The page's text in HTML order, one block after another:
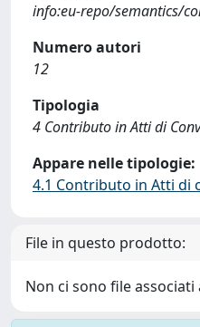
info:eu-repo/semantics/
Numero autori
12
Tipologia
4 Contributo in Atti di
Appare nelle tipologie:
4.1 Contributo in Atti di
File in questo prodotto:
Non ci sono file